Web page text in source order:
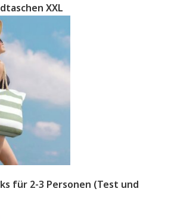
XXL
für 2-3 Personen (Test und